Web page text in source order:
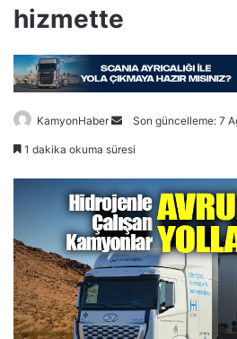
hizmette
KamyonHaber
BirSon güncelleme: 7
1 dakika okuma süresi